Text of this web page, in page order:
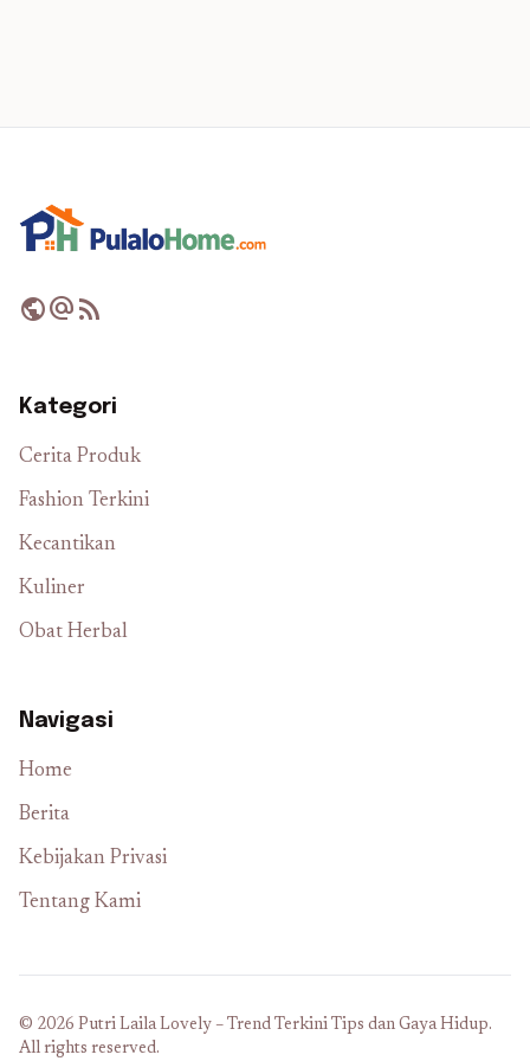
publicalternate_emailrss_feed
Kategori
Cerita Produk
Fashion Terkini
Kecantikan
Kuliner
Obat Herbal
Navigasi
Home
Berita
Kebijakan Privasi
Tentang Kami
© 2026 Putri Laila Lovely – Trend Terkini Tips dan Gaya Hidup.
All rights reserved.